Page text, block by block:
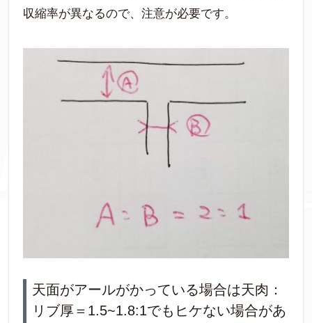
収縮率が異なるので、注意が必要です。
天面がアールがかっている場合は天肉：
リブ厚＝1.5~1.8:1でもヒケない場合があ